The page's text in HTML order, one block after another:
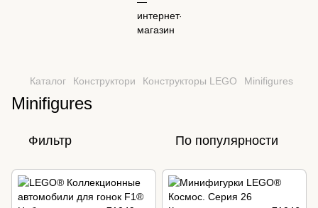
Каталог Конструктори Конструкторы LEGO Minifigures
Minifigures
Фильтр По популярности